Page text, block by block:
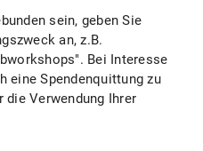
sein, geben Sie
an, z.B.
Bei Interesse
eine Spendenquittung zu
Verwendung Ihrer